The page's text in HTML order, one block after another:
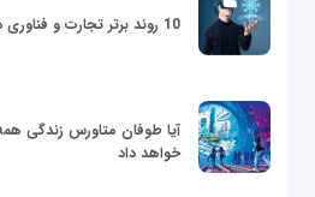
10 روند برتر تجارت و فناوری در سال 2022
آیا طوفان متاورس زندگی
خواهد داد